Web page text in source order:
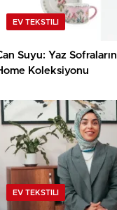
EV TEKSTILI
Suyu: Yaz
Koleksiyonu
EV TEKSTILI